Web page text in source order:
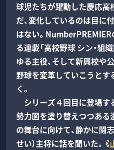
球児たちが躍動した慶応高
だ、変化しているのは目に
はない。
る連載「高校野球 シン・組
ゆる主役、そして新興校や
野球を変革していこうとす
く。
シリーズ４回目に登場す
勢力図を塗り替えつつある
の舞台に向けて、静かに闘
せい）主将に話を聞いた。《